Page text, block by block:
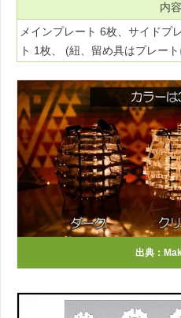
内
メインプレート 6枚、サイドプ
ト 1枚、 (紐、留め具はプレー
出典：